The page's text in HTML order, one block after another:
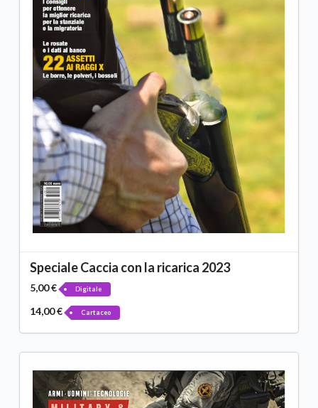
Speciale Caccia con la ricarica 2023
5,00 € Digitale
14,00 € Cartaceo